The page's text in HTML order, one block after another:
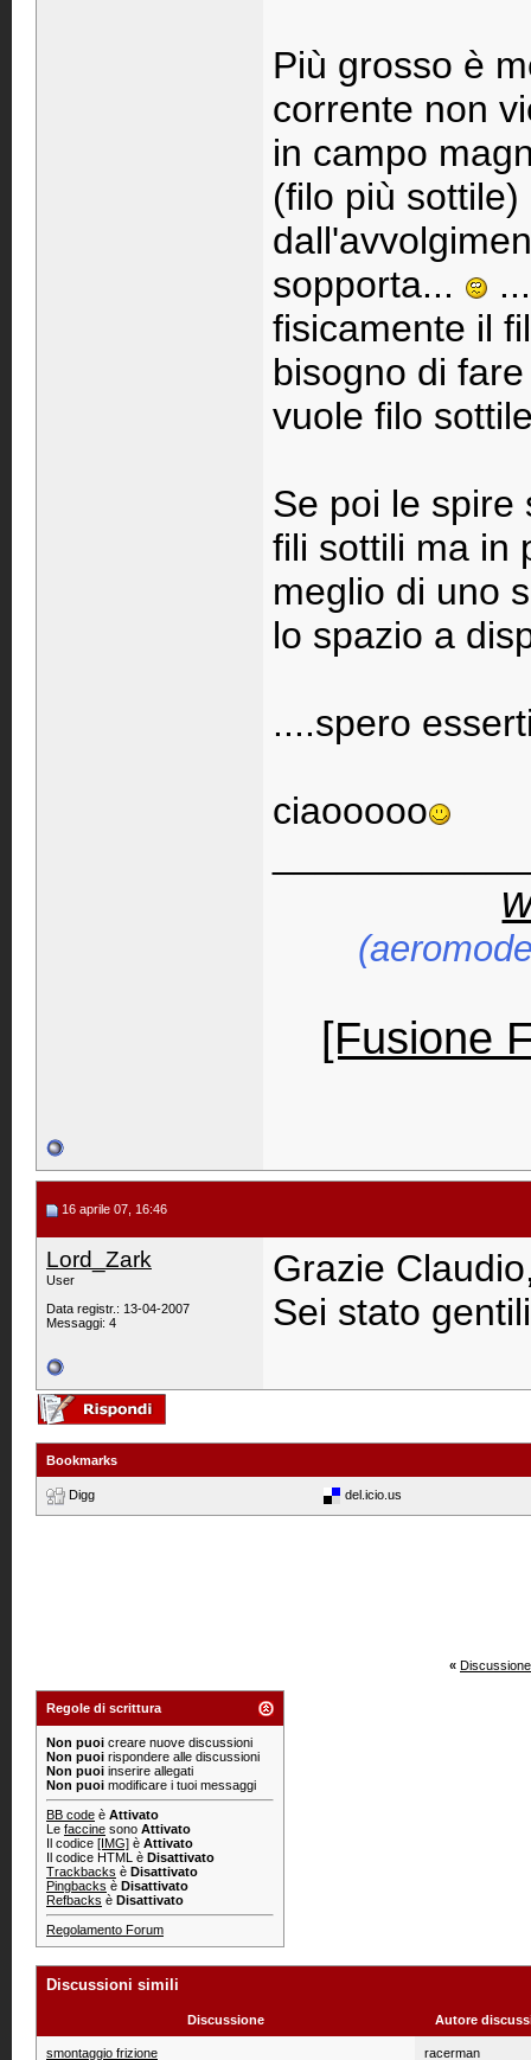
Più grosso è
corrente non
in campo
(filo più
sopporta...
fisicamente il
bisogno di
vuole filo
Se poi le spire
fili sottili ma in
meglio di uno
lo spazio a
....spero
ciaooooo
[Fusione
16 aprile 07, 16:46
Lord_Zark
User
Data registr.: 13-04-2007
Messaggi: 4
Grazie
Sei stato
Bookmarks
Digg del.icio.us
«
Regole di scrittura
Non puoi creare nuove discussioni
Non puoi rispondere alle discussioni
Non puoi inserire allegati
Non puoi modificare i tuoi messaggi
BB code è Attivato
Le faccine sono Attivato
Il codice [IMG] è Attivato
Il codice HTML è Disattivato
Trackbacks è Disattivato
Pingbacks è Disattivato
Refbacks è Disattivato
Regolamento Forum
Discussioni simili
Discussione Autore
smontaggio frizione racerman